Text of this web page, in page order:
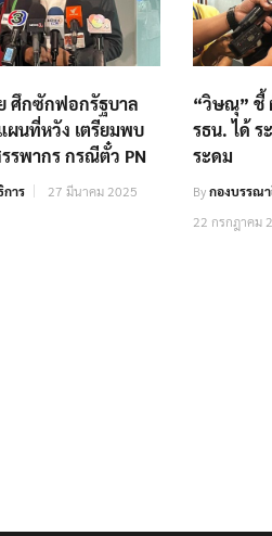
ย ศึกซักฟอกรัฐบาล
ผนที่หวัง เตรียมพบ
รพากร กรณีตั๋ว PN
าร 27 มีนาคม 2025
“วิษณุ” ชี้
รธน. ได้ ร
ระดม
Byกองบรรณา
22 กรกฎาคม